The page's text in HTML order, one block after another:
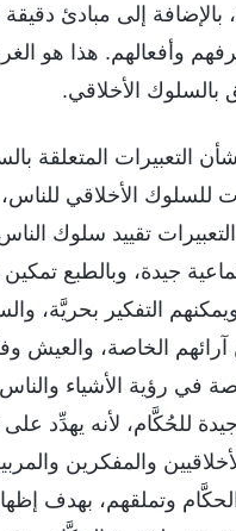
إلى مبادئ
وأفعالهم. هذا هو
بالسلوك الأخلاقي.
التعبيرات المتعلقة
للسلوك الأخلاقي
تقييد سلوك
جيدة، وبالطبع
التفكير بحريَّة،
آرائهم الخاصة،
في رؤية الأشياء
للحُكَّام، لأنه يهدِّد
والمفكرين
وتملقهم، بهدف